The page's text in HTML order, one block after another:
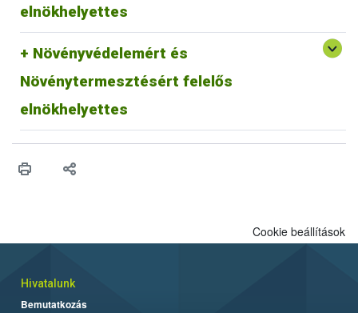
elnökhelyettes
Növényvédelemért és
Növénytermesztésért felelős
elnökhelyettes
Cookie beállítások
Hivatalunk
Bemutatkozás